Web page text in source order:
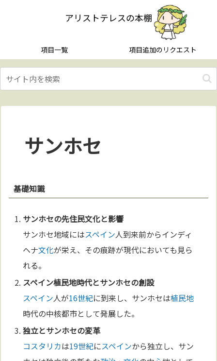
アリストテレスの本棚
項目一覧 項目追加のリクエスト
サンホセ
基礎知識
サンホセの先住民文化と影響
サンホセ地域にはスペイン人到来前からインディ
ヘナ文化が栄え、その痕跡が現代においても見ら
れる。
スペイン植民地時代とサンホセの創設
スペイン人が16世紀に到来し、サンホセは植民地
時代の中核都市として発展した。
独立とサンホセの変革
コスタリカは19世紀にスペインから独立し、サン